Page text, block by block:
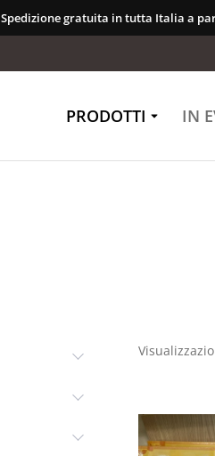
Spedizione gratuita in tutta Italia a
PRODOTTI IN